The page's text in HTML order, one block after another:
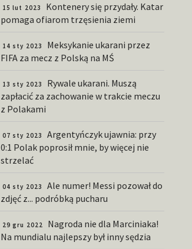
15 lut 2023
Kontenery się przydały. Katar
pomaga ofiarom trzęsienia ziemi
14 sty 2023
Meksykanie ukarani przez
FIFA za mecz z Polską na MŚ
13 sty 2023
Rywale ukarani. Muszą
zapłacić za zachowanie w trakcie meczu
z Polakami
07 sty 2023
Argentyńczyk ujawnia: przy
0:1 Polak poprosił mnie, by więcej nie
strzelać
04 sty 2023
Ale numer! Messi pozował do
zdjęć z... podróbką pucharu
29 gru 2022
Nagroda nie dla Marciniaka!
Na mundialu najlepszy był inny sędzia